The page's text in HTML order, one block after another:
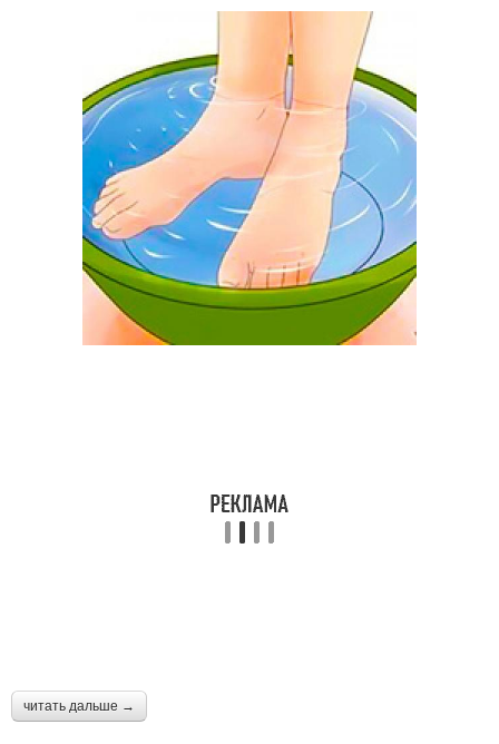
читать дальше →